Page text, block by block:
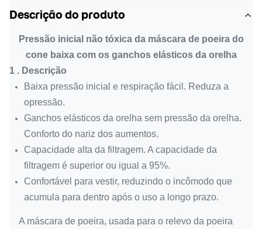
Descrição do produto
Pressão inicial não tóxica da máscara de poeira do
cone baixa com os ganchos elásticos da orelha
1 . Descrição
Baixa pressão inicial e respiração fácil. Reduza a
opressão.
Ganchos elásticos da orelha sem pressão da orelha.
Conforto do nariz dos aumentos.
Capacidade alta da filtragem. A capacidade da
filtragem é superior ou igual a 95%.
Confortável para vestir, reduzindo o incômodo que
acumula para dentro após o uso a longo prazo.
A máscara de poeira, usada para o relevo da poeira